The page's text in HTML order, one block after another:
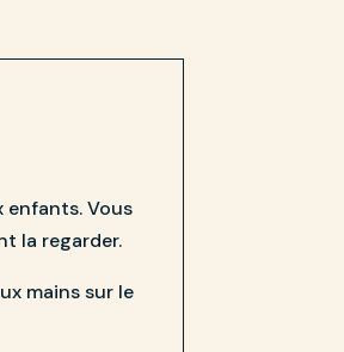
enfants. Vous
la regarder.
mains sur le